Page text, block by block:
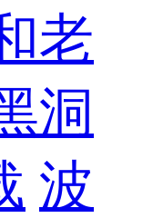
老
洞
波